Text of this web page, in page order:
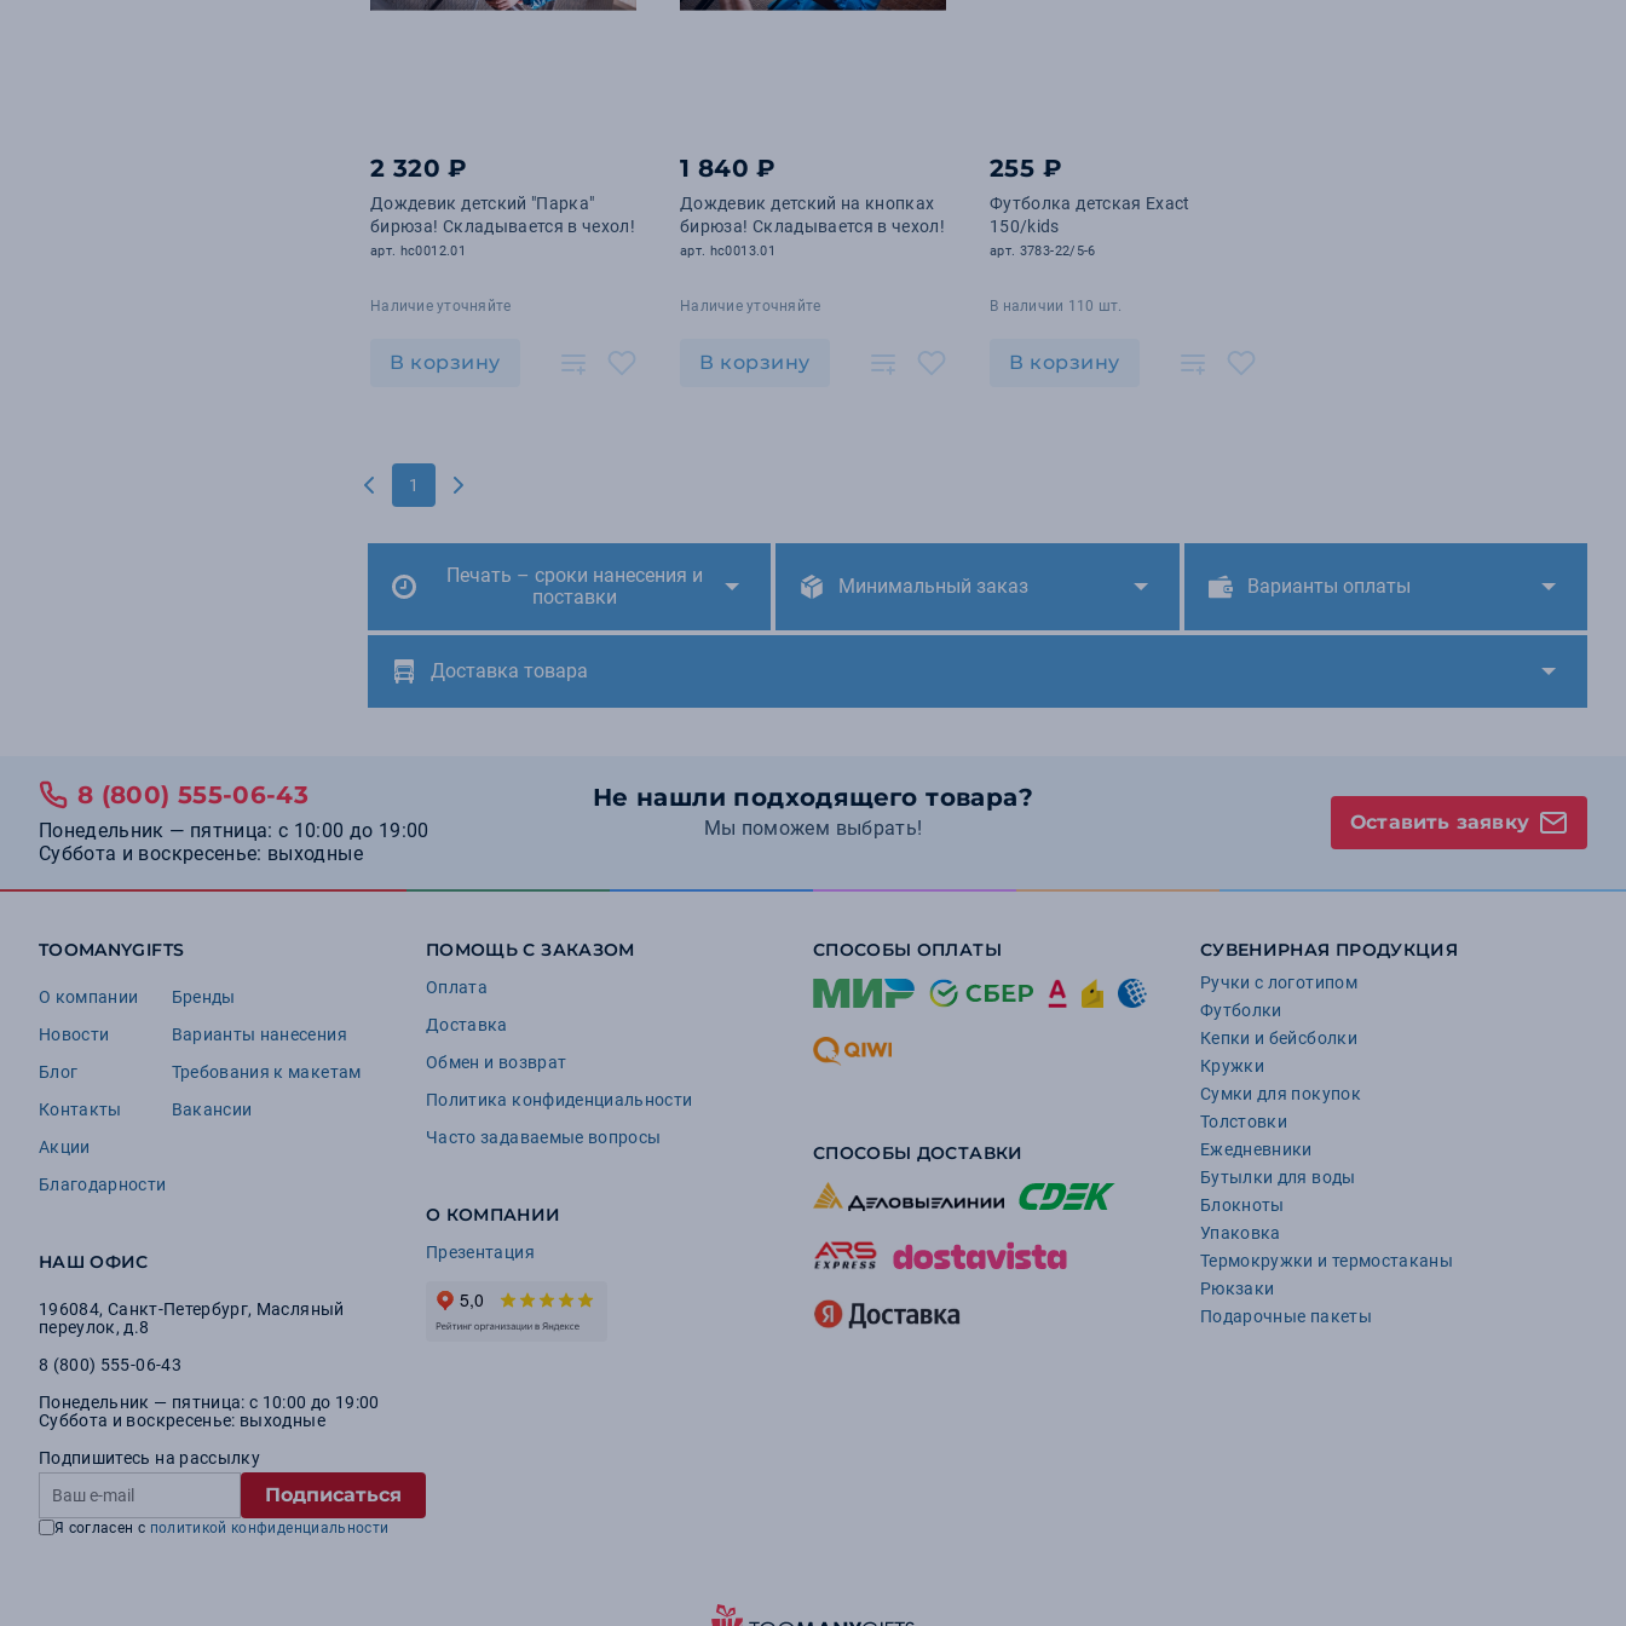
2 320 ₽
Дождевик детский "Парка"
бирюза! Складывается в чехол!
арт. hc0012.01
Наличие уточняйте
В корзину
1 840 ₽
Дождевик детский на кнопках
бирюза! Складывается в чехол!
арт. hc0013.01
Наличие уточняйте
В корзину
255 ₽
Футболка детская Exact
150/kids
арт. 3783-22/5-6
В наличии 110 шт.
В корзину
1
Печать – сроки нанесения и
поставки
Минимальный заказ Варианты оплаты
Доставка товара
Не нашли подходящего товара?
Мы поможем выбрать!
8 (800) 555-06-43
Понедельник — пятница: с 10:00 до 19:00
Суббота и воскресенье: выходные
Оставить заявку
TOOMANYGIFTS
О компании
Новости
Блог
Контакты
Акции
Благодарности
Бренды
Варианты нанесения
Требования к макетам
Вакансии
НАШ ОФИС
196084, Санкт-Петербург, Масляный
переулок, д.8
8 (800) 555-06-43
Понедельник — пятница: с 10:00 до 19:00
Суббота и воскресенье: выходные
Подпишитесь на рассылку
Подписаться
Я согласен с политикой конфиденциальности
ПОМОЩЬ С ЗАКАЗОМ
Оплата
Доставка
Обмен и возврат
Политика конфиденциальности
Часто задаваемые вопросы
О КОМПАНИИ
Презентация
СПОСОБЫ ОПЛАТЫ
СПОСОБЫ ДОСТАВКИ
СУВЕНИРНАЯ ПРОДУКЦИЯ
Ручки с логотипом
Футболки
Кепки и бейсболки
Кружки
Сумки для покупок
Толстовки
Ежедневники
Бутылки для воды
Блокноты
Упаковка
Термокружки и термостаканы
Рюкзаки
Подарочные пакеты